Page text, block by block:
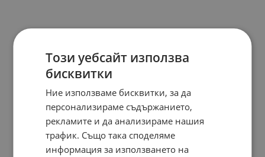
Този уебсайт използва
бисквитки
Ние използваме бисквитки, за да
персонализираме съдържанието,
рекламите и да анализираме нашия
трафик. Също така споделяме
информация за използването на